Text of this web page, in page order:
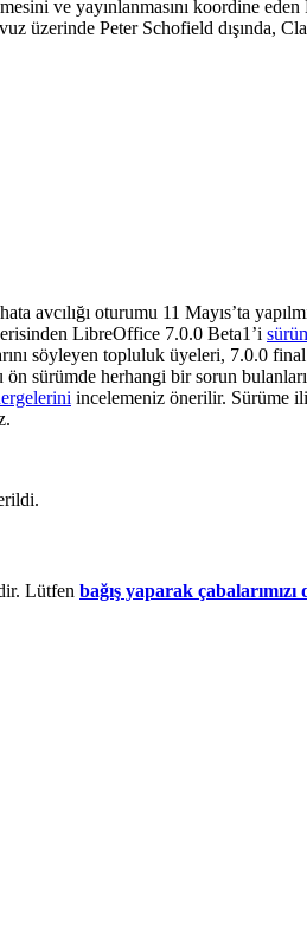
ve yayınlanmasını koordine
üzerinde Peter Schofield dışında,
avcılığı oturumu 11 Mayıs’ta
LibreOffice 7.0.0 Beta1’i
topluluk üyeleri, 7.0.0 final
sürümde herhangi bir sorun
incelemeniz önerilir. Sürüme
Lütfen bağış yaparak çabalarımızı